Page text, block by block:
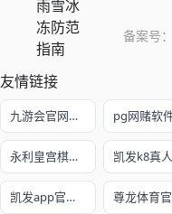
备案号：
友情链接
九游会官网登录入口
永利皇宫棋牌3v6官网版
凯发app官网入口